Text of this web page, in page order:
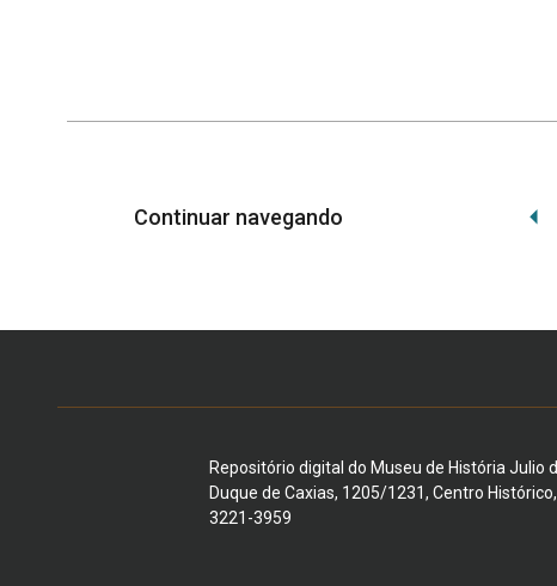
Continuar navegando
Repositório digital do Museu de História Julio
Duque de Caxias, 1205/1231, Centro
3221-3959